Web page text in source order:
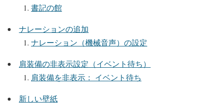
書記の館
ナレーションの追加
ナレーション（機械音声）の設定
肩装備の非表示設定（イベント待ち）
肩装備を非表示： イベント待ち
新しい壁紙